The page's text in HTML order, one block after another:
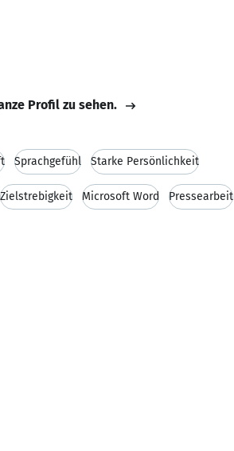
Profil zu sehen.
Sprachgefühl Starke Persönlichkeit
Zielstrebigkeit Microsoft Word Pressearbeit